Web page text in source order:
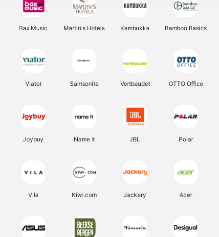
Bax Music Martin's Hotels Kambukka Bamboo Basics
Viator Samsonite Vertbaudet OTTO Office
Joybuy Name It JBL Polar
Vila Kiwi.com Jackery Acer